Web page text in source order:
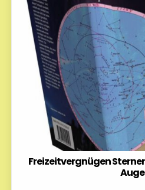
Freizeitvergnügen
Auge